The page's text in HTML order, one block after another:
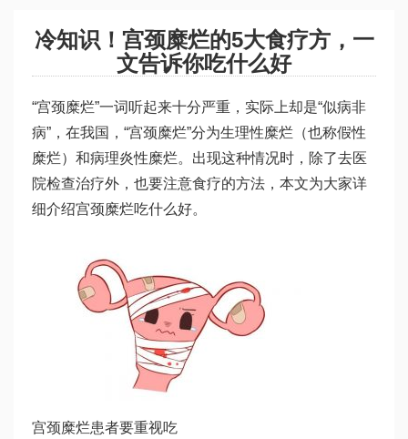
冷知识！宫颈糜烂的5大食疗方，一
文告诉你吃什么好
“宫颈糜烂”一词听起来十分严重，实际上却是“似病非
病”，在我国，“宫颈糜烂”分为生理性糜烂（也称假性
糜烂）和病理炎性糜烂。出现这种情况时，除了去医
院检查治疗外，也要注意食疗的方法，本文为大家详
细介绍宫颈糜烂吃什么好。
宫颈糜烂患者要重视吃